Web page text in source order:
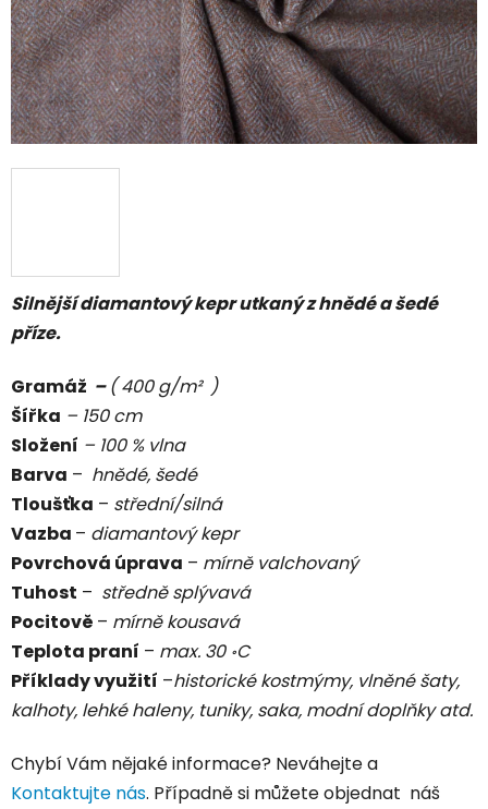
Silnější diamantový kepr utkaný z hnědé a šedé
příze.
Gramáž –( 400 g/m² )
Šířka – 150 cm
Složení – 100 % vlna
Barva – hnědé, šedé
Tloušťka – střední/silná
Vazba – diamantový kepr
Povrchová úprava – mírně valchovaný
Tuhost – středně splývavá
Pocitově – mírně kousavá
Teplota praní – max. 30 ॰C
Příklady využití –historické kostmýmy, vlněné šaty,
kalhoty, lehké haleny, tuniky, saka, modní doplňky atd.
Chybí Vám nějaké informace? Neváhejte a
Kontaktujte nás. Případně si můžete objednat náš